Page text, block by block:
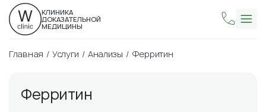
КЛИНИКА
ДОКАЗАТЕЛЬНОЙ
МЕДИЦИНЫ
Главная Услуги Анализы Ферритин
Ферритин